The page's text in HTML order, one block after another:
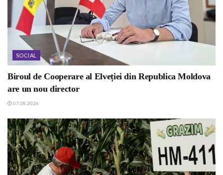
SOCIAL
Biroul de Cooperare al Elveției din Republica Moldova
are un nou director
07.08.2026